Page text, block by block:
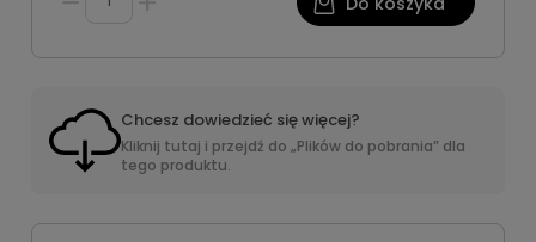
Chcesz dowiedzieć się więcej?
Kliknij tutaj i przejdź do „Plików do pobrania” dla
tego produktu.